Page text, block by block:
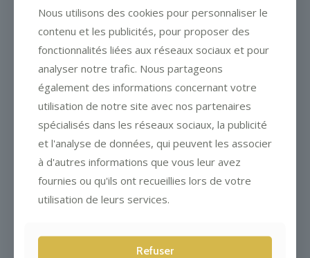
Vous serez informés par le Président de
la République ou le Premier Ministre lors
d’une conférence de presse télévisée.
Dès que la date sera connue, merci de
nous contacter dans les meilleurs délais
au03 89 22 98 23pour confirmer votre
réservation
Au plaisir de vous recevoir chez nous
Sandrine et Julien Binz
Nous utilisons des cookies pour personnaliser le
contenu et les publicités, pour proposer des
fonctionnalités liées aux réseaux sociaux et pour
analyser notre trafic. Nous partageons
également des informations concernant votre
utilisation de notre site avec nos partenaires
spécialisés dans les réseaux sociaux, la publicité
et l'analyse de données, qui peuvent les associer
à d'autres informations que vous leur avez
fournies ou qu'ils ont recueillies lors de votre
utilisation de leurs services.
Refuser